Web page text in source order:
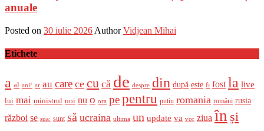
anuale
Posted on 30 iulie 2026 Author Vidjean Mihai
Etichete
a al ani! ar au care ce cu că de despre din după este fi fost la live
lui mai ministrul noi nu o ora pepentru putin romania români rusia
război se sua: sunt să ucraina ultima un update va vor ziua în și